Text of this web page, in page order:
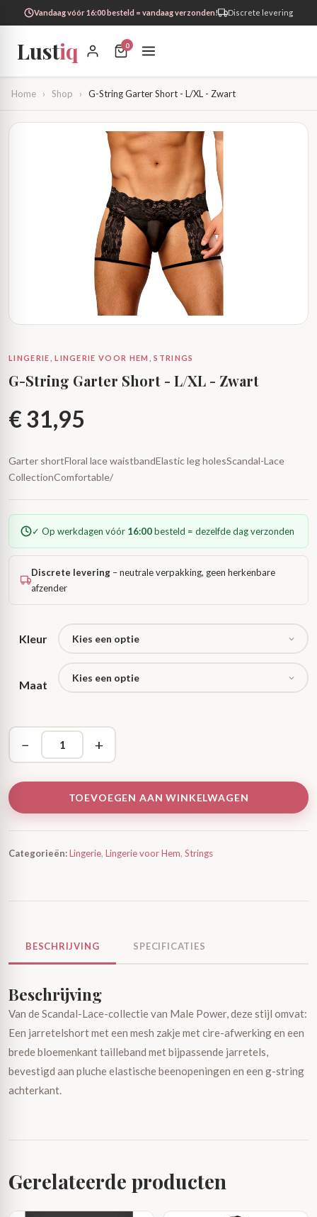
Vandaag vóór 16:00 besteld = vandaag verzonden! Discrete levering
Lustiq 0
Home › Shop › G-String Garter Short - L/XL - Zwart
LINGERIE, LINGERIE VOOR HEM, STRINGS
G-String Garter Short - L/XL - Zwart
€31,95
Garter shortFloral lace waistbandElastic leg holesScandal-Lace
CollectionComfortable/
✓ Op werkdagen vóór 16:00besteld = dezelfde dag verzonden
Discrete levering – neutrale verpakking, geen herkenbare
afzender
Kleur
Maat
− +
TOEVOEGEN AAN WINKELWAGEN
Categorieën:Lingerie, Lingerie voor Hem, Strings
BESCHRIJVING SPECIFICATIES
Beschrijving
Van de Scandal-Lace-collectie van Male Power, deze stijl omvat:
Een jarretelshort met een mesh zakje met cire-afwerking en een
brede bloemenkant tailleband met bijpassende jarretels,
bevestigd aan pluche elastische beenopeningen en een g-string
achterkant.
Gerelateerde producten